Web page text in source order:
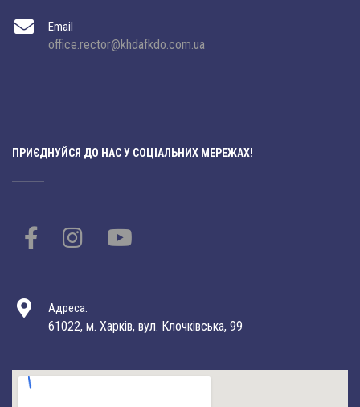
Email
office.rector@khdafkdo.com.ua
ПРИЄДНУЙСЯ ДО НАС У СОЦІАЛЬНИХ МЕРЕЖАХ!
Адреса:
61022, м. Харків, вул. Клочківська, 99